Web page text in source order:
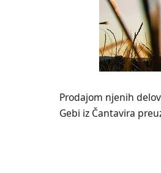
Prodajom njenih
Gebi iz Čantavira